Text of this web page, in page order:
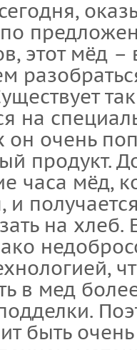
этот мёд
на
он очень
продукт.
часа мёд,
и
на хлеб.
в мед
быть